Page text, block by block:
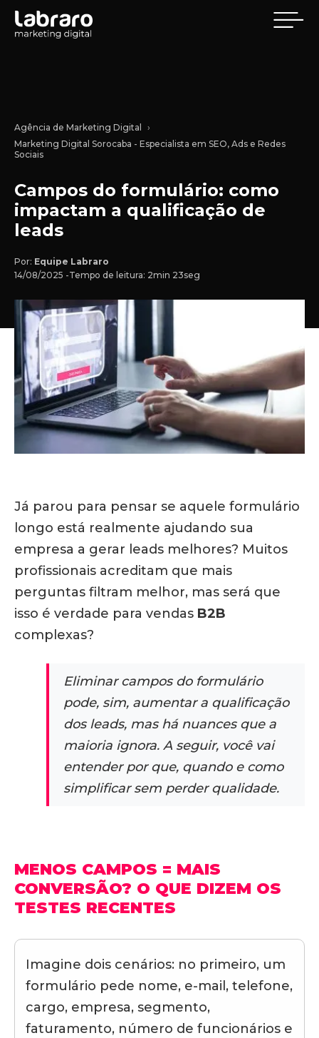
Agência de Marketing Digital
Marketing Digital Sorocaba - Especialista em SEO, Ads e Redes
Sociais
Campos do formulário: como
impactam a qualificação de
leads
Por: Equipe Labraro
14/08/2025 -Tempo de leitura: 2min 23seg
Já parou para pensar se aquele formulário
longo está realmente ajudando sua
empresa a gerar leads melhores? Muitos
profissionais acreditam que mais
perguntas filtram melhor, mas será que
isso é verdade para vendas B2B
complexas?
Eliminar campos do formulário
pode, sim, aumentar a qualificação
dos leads, mas há nuances que a
maioria ignora. A seguir, você vai
entender por que, quando e como
simplificar sem perder qualidade.
MENOS CAMPOS = MAIS
CONVERSÃO? O QUE DIZEM OS
TESTES RECENTES
Imagine dois cenários: no primeiro, um
formulário pede nome, e-mail, telefone,
cargo, empresa, segmento,
faturamento, número de funcionários e